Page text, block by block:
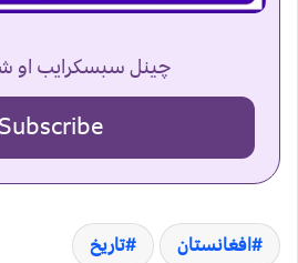
چینل سبسکرایب او
Subscribe
افغانستان تاریخ